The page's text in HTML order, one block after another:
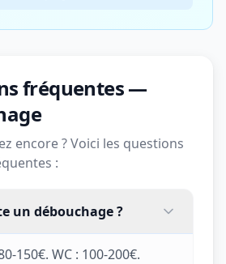
fréquentes —
encore ? Voici les questions
:
un débouchage ?
150€. WC : 100-200€.